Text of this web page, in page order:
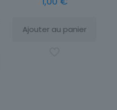
Ajouter au panier